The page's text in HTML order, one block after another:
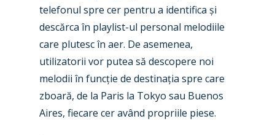
telefonul spre cer pentru a identifica și
descărca în playlist-ul personal melodiile
care plutesc în aer. De asemenea,
utilizatorii vor putea să descopere noi
melodii în funcție de destinația spre care
zboară, de la Paris la Tokyo sau Buenos
Aires, fiecare cer având propriile piese.
New Routes
Industry